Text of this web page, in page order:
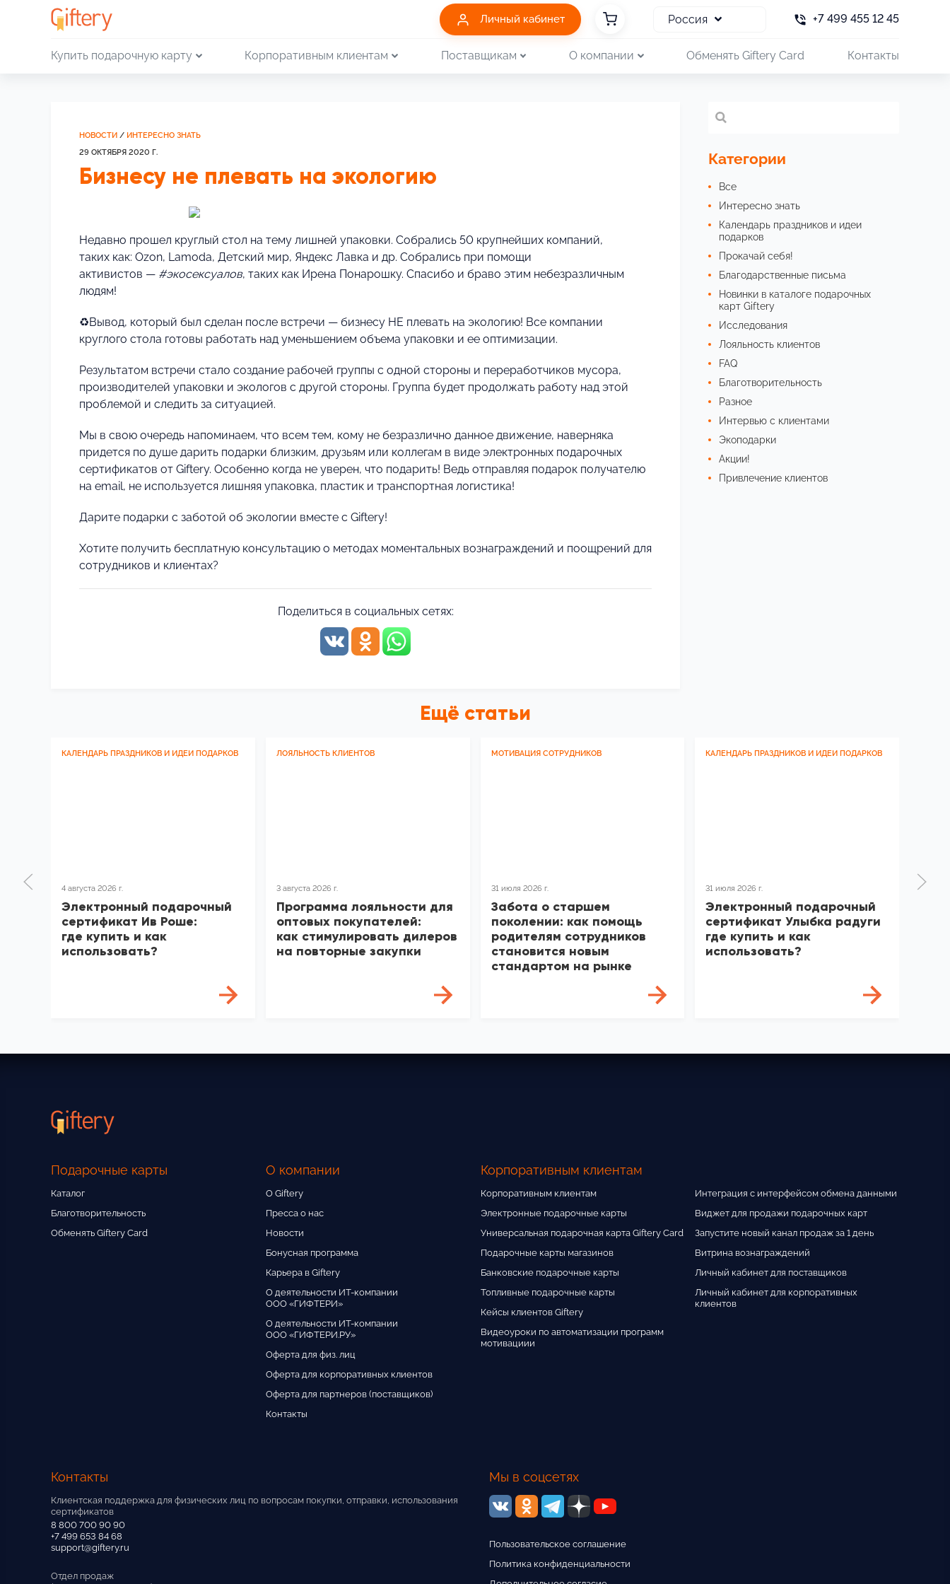
Личный кабинет Россия +7 499 455 12 45
Купить подарочную карту Корпоративным клиентам Поставщикам О компании Обменять Giftery Card Контакты
Категории
Все
Интересно знать
Календарь праздников и идеи
подарков
Прокачай себя!
Благодарственные письма
Новинки в каталоге подарочных
карт Giftery
Исследования
Лояльность клиентов
FAQ
Благотворительность
Разное
Интервью с клиентами
Экоподарки
Акции!
Привлечение клиентов
НОВОСТИ / ИНТЕРЕСНО ЗНАТЬ
29 ОКТЯБРЯ 2020 Г.
Бизнесу не плевать на экологию
Недавно прошел круглый стол на тему лишней упаковки. Собрались 50 крупнейших компаний,
таких как: Ozon, Lamoda, Детский мир, Яндекс Лавка и др. Собрались при помощи
активистов — #экосексуалов, таких как Ирена Понарошку. Спасибо и браво этим небезразличным
людям!
♻Вывод, который был сделан после встречи — бизнесу НЕ плевать на экологию! Все компании
круглого стола готовы работать над уменьшением объема упаковки и ее оптимизации.
Результатом встречи стало создание рабочей группы с одной стороны и переработчиков мусора,
производителей упаковки и экологов с другой стороны. Группа будет продолжать работу над этой
проблемой и следить за ситуацией.
Мы в свою очередь напоминаем, что всем тем, кому не безразлично данное движение, наверняка
придется по душе дарить подарки близким, друзьям или коллегам в виде электронных подарочных
сертификатов от Giftery. Особенно когда не уверен, что подарить! Ведь отправляя подарок получателю
на email, не используется лишняя упаковка, пластик и транспортная логистика!
Дарите подарки с заботой об экологии вместе с Giftery!
Хотите получить бесплатную консультацию о методах моментальных вознаграждений и поощрений для
сотрудников и клиентах?
Поделиться в социальных сетях:
Ещё статьи
КАЛЕНДАРЬ ПРАЗДНИКОВ И ИДЕИ ПОДАРКОВ
4 августа 2026 г.
Электронный подарочный
сертификат Ив Роше:
где купить и как
использовать?
ЛОЯЛЬНОСТЬ КЛИЕНТОВ
3 августа 2026 г.
Программа лояльности для
оптовых покупателей:
как стимулировать дилеров
на повторные закупки
МОТИВАЦИЯ СОТРУДНИКОВ
31 июля 2026 г.
Забота о старшем
поколении: как помощь
родителям сотрудников
становится новым
стандартом на рынке
КАЛЕНДАРЬ ПРАЗДНИКОВ И ИДЕИ ПОДАРКОВ
31 июля 2026 г.
Электронный подарочный
сертификат Улыбка радуги
где купить и как
использовать?
30
Подарочные карты
Каталог
Благотворительность
Обменять Giftery Card
Корпоративным клиентам
Корпоративным клиентам
Электронные подарочные карты
Универсальная подарочная карта Giftery Card
Подарочные карты магазинов
Банковские подарочные карты
Топливные подарочные карты
Кейсы клиентов Giftery
Видеоуроки по автоматизации программ
мотивациии
Интеграция с интерфейсом обмена данными
Виджет для продажи подарочных карт
Запустите новый канал продаж за 1 день
Витрина вознаграждений
Личный кабинет для поставщиков
Личный кабинет для корпоративных
клиентов
О компании
О Giftery
Пресса о нас
Новости
Бонусная программа
Карьера в Giftery
О деятельности ИТ-компании
ООО «ГИФТЕРИ»
О деятельности ИТ-компании
ООО «ГИФТЕРИ.РУ»
Оферта для физ. лиц
Оферта для корпоративных клиентов
Оферта для партнеров (поставщиков)
Контакты
Контакты
Клиентская поддержка для физических лиц по вопросам покупки, отправки, использования
сертификатов
8 800 700 90 90
+7 499 653 84 68
support@giftery.ru
Отдел продаж
Мы в соцсетях
Пользовательское соглашение
Политика конфиденциальности